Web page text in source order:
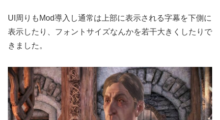
UI周りもMod導入し通常は上部に表示される字幕を下側に
表示したり、フォントサイズなんかを若干大きくしたりで
きました。